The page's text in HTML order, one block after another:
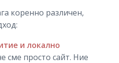
коренно различен,
и локално
сме просто сайт. Ние